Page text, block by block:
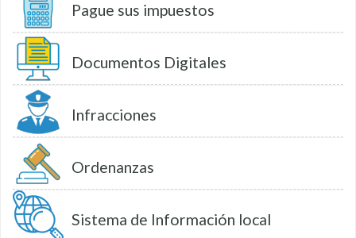
Pague sus impuestos
Documentos Digitales
Infracciones
Ordenanzas
Sistema de Información local